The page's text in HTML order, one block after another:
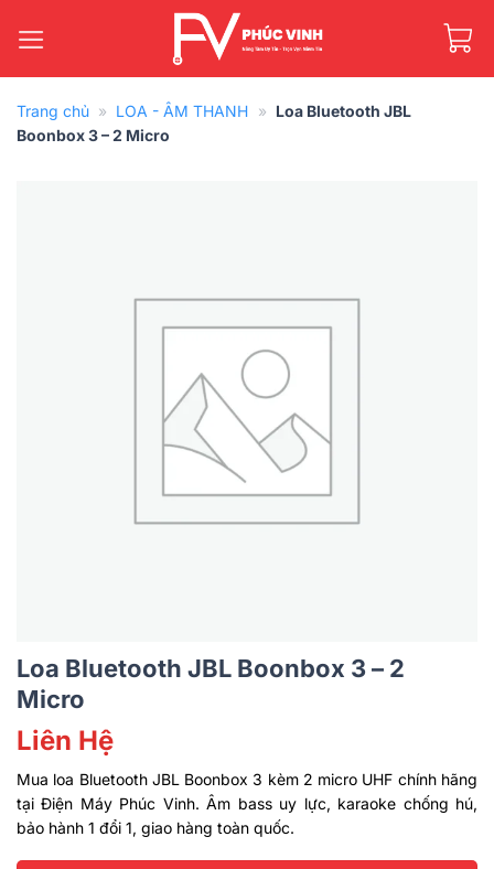
qua
Trang chủ » LOA - ÂM THANH » Loa Bluetooth JBL
Boonbox 3 – 2 Micro
Loa Bluetooth JBL Boonbox 3 – 2
Micro
Liên Hệ
Mua loa Bluetooth JBL Boonbox 3 kèm 2 micro UHF chính hãng
tại Điện Máy Phúc Vinh. Âm bass uy lực, karaoke chống hú,
bảo hành 1 đổi 1, giao hàng toàn quốc.